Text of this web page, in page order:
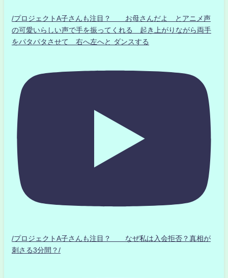
/プロジェクトA子さんも注目？ お母さんだよ とアニメ声
の可愛いらしい声で手を振ってくれる 起き上がりながら両手
をパタパタさせて 右へ左へと ダンスする
/プロジェクトA子さんも注目？ なぜ私は入会拒否？真相が
刺さる3分間？/